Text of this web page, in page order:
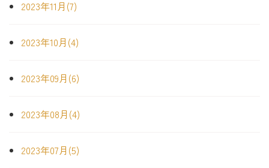
2023年11月(7)
2023年10月(4)
2023年09月(6)
2023年08月(4)
2023年07月(5)